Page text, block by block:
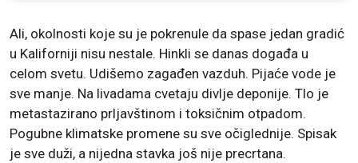
Ali, okolnosti koje su je pokrenule da spase jedan gradić
u Kaliforniji nisu nestale. Hinkli se danas događa u
celom svetu. Udišemo zagađen vazduh. Pijaće vode je
sve manje. Na livadama cvetaju divlje deponije. Tlo je
metastazirano prljavštinom i toksičnim otpadom.
Pogubne klimatske promene su sve očiglednije. Spisak
je sve duži, a nijedna stavka još nije precrtana.